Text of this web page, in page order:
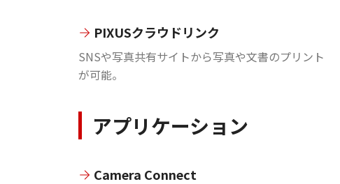
PIXUSクラウドリンク
SNSや写真共有サイトから写真や文書のプリント
が可能。
アプリケーション
Camera Connect